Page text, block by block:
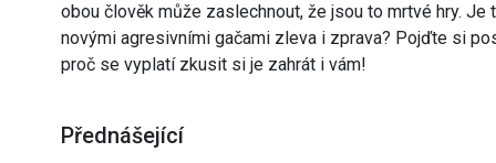
obou člověk může zaslechnout, že jsou to mrtvé hry. Je
novými agresivními gačami zleva i zprava? Pojďte si
proč se vyplatí zkusit si je zahrát i vám!
Přednášející